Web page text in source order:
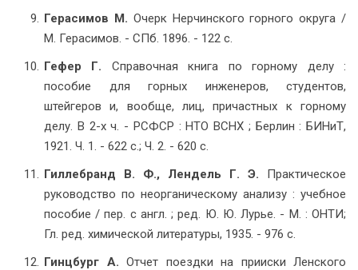
Герасимов М. Очерк Нерчинского горного округа /
М. Герасимов. - СПб. 1896. - 122 с.
Гефер Г. Справочная книга по горному делу :
пособие для горных инженеров, студентов,
штейгеров и, вообще, лиц, причастных к горному
делу. В 2-х ч. - РСФСР : НТО ВСНХ ; Берлин : БИНиТ,
1921. Ч. 1. - 622 с.; Ч. 2. - 620 с.
Гиллебранд В. Ф., Лендель Г. Э. Практическое
руководство по неорганическому анализу : учебное
пособие / пер. с англ. ; ред. Ю. Ю. Лурье. - М. : ОНТИ;
Гл. ред. химической литературы, 1935. - 976 с.
Гинцбург А. Отчет поездки на прииски Ленского